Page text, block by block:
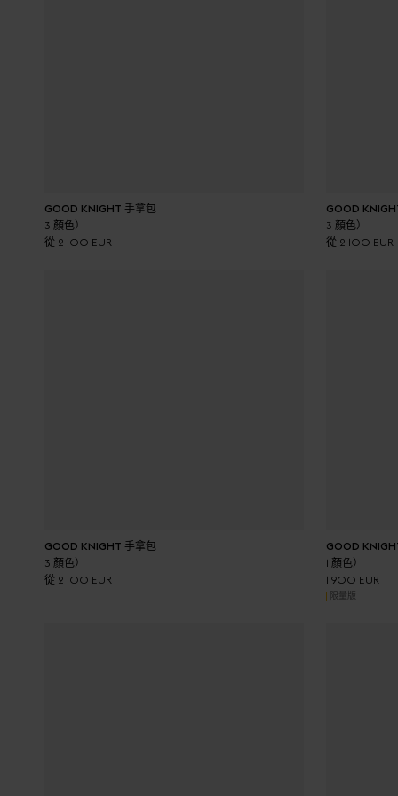
加入購物車
GOOD KNIGHT 手拿包
3 顏色）
從 2 100 EUR
GOOD
3 顏色）
從 2 100 EUR
加入購物車
GOOD KNIGHT 手拿包
3 顏色）
從 2 100 EUR
GOOD
1 顏色）
1 900 EUR
限量版